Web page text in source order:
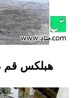
هبلکس قم 15 در 25 در 60 سانتی‌متر